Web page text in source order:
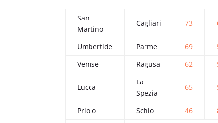
San
Martino
Cagliari 73
Umbertide Parme 69
Venise
Ragusa 62
Lucca
La
Spezia
65
Priolo Schio 46